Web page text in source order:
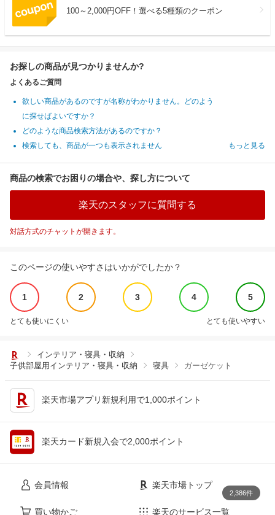
100～2,000円OFF！選べる5種類のクーポン
お探しの商品が見つかりませんか?
よくあるご質問
欲しい商品があるのですが名称がわかりません。どのよう
に探せばよいですか？
どのような商品検索方法があるのですか？
検索しても、商品が一つも表示されません
もっと見る
商品の検索でお困りの場合や、探し方について
楽天のスタッフに質問する
対話方式のチャットが開きます。
このページの使いやすさはいかがでしたか？
1 2 3 4 5
とても使いにくい とても使いやすい
インテリア・寝具・収納
子供部屋用インテリア・寝具・収納
寝具 ガーゼケット
楽天市場アプリ新規利用で1,000ポイント
楽天カード新規入会で2,000ポイント
会員情報
買い物かご
楽天市場トップ
楽天のサービス一覧
2,386件